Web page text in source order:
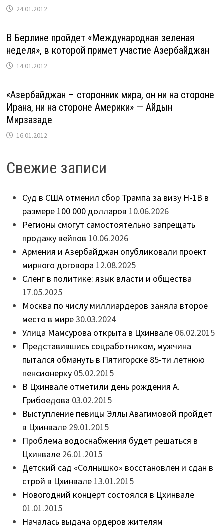
24.01.2012
В Берлине пройдет «Международная зеленая
неделя», в которой примет участие Азербайджан
14.01.2012
«Азербайджан – сторонник мира, он ни на стороне
Ирана, ни на стороне Америки» — Айдын
Мирзазаде
16.01.2012
Свежие записи
Суд в США отменил сбор Трампа за визу H-1B в
размере 100 000 долларов 10.06.2026
Регионы смогут самостоятельно запрещать
продажу вейпов 10.06.2026
Армения и Азербайджан опубликовали проект
мирного договора 12.08.2025
Сленг в политике: язык власти и общества
17.05.2025
Москва по числу миллиардеров заняла второе
место в мире30.03.2024
Улица Мамсурова открыта в Цхинвале 06.02.2015
Представившись соцработником, мужчина
пытался обмануть в Пятигорске 85-ти летнюю
пенсионерку 05.02.2015
В Цхинвале отметили день рождения А.
Грибоедова 03.02.2015
Выступление певицы Эллы Авагимовой пройдет
в Цхинвале 29.01.2015
Проблема водоснабжения будет решаться в
Цхинвале 26.01.2015
Детский сад «Солнышко» восстановлен и сдан в
строй в Цхинвале 13.01.2015
Новогодний концерт состоялся в Цхинвале
01.01.2015
Началась выдача ордеров жителям